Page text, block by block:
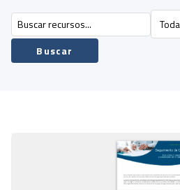
Buscar